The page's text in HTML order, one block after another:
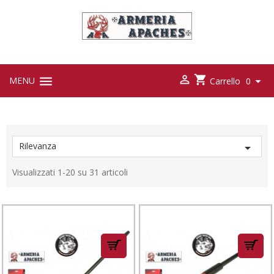
MENU   Carrello 0 

Rilevanza 
Visualizzati 1-20 su 31 articoli